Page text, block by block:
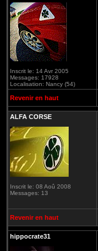
Inscrit le: 14 Avr 2005
Messages: 17928
Localisation: Nancy (54)
Revenir en haut
ALFA CORSE
Inscrit le: 08 Aoû 2008
Messages: 13
Revenir en haut
hippocrate31